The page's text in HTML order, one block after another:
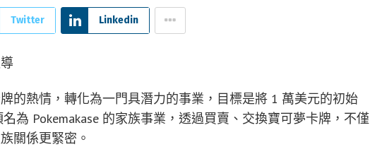
Twitter Linkedin
的熱情，轉化為一門具潛力的事業，目標是將 1 萬美元的初始
為 Pokemakase 的家族事業，透過買賣、交換寶可夢卡牌，不僅
關係更緊密。